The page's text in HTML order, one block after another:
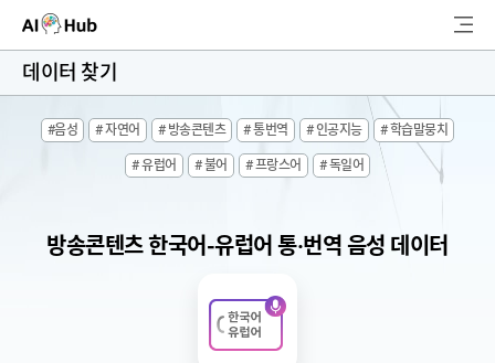
AI-Hub
검
색
데이터 찾기
#음성 # 자연어 # 방송콘텐츠 # 통번역 # 인공지능 # 학습말뭉치
# 유럽어 # 불어 # 프랑스어 # 독일어
방송콘텐츠 한국어-유럽어 통·번역 음성 데이터